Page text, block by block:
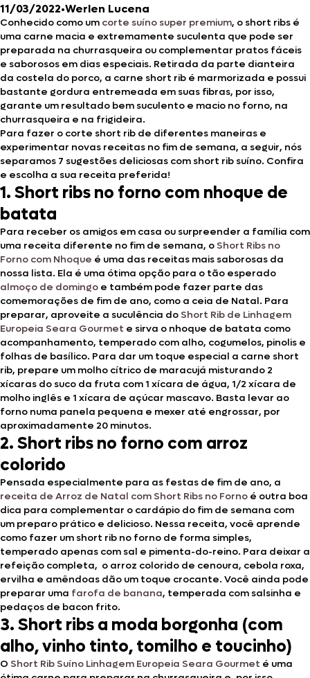
11/03/2022•Werlen Lucena
Conhecido como um corte suíno super premium, o short ribs é
uma carne macia e extremamente suculenta que pode ser
preparada na churrasqueira ou complementar pratos fáceis
e saborosos em dias especiais. Retirada da parte dianteira
da costela do porco, a carne short rib é marmorizada e possui
bastante gordura entremeada em suas fibras, por isso,
garante um resultado bem suculento e macio no forno, na
churrasqueira e na frigideira.
Para fazer o corte short rib de diferentes maneiras e
experimentar novas receitas no fim de semana, a seguir, nós
separamos 7 sugestões deliciosas com short rib suíno. Confira
e escolha a sua receita preferida!
1. Short ribs no forno com nhoque de
batata
Para receber os amigos em casa ou surpreender a família com
uma receita diferente no fim de semana, o Short Ribs no
Forno com Nhoque é uma das receitas mais saborosas da
nossa lista. Ela é uma ótima opção para o tão esperado
almoço de domingo e também pode fazer parte das
comemorações de fim de ano, como a ceia de Natal. Para
preparar, aproveite a suculência do Short Rib de Linhagem
Europeia Seara Gourmet e sirva o nhoque de batata como
acompanhamento, temperado com alho, cogumelos, pinolis e
folhas de basílico. Para dar um toque especial a carne short
rib, prepare um molho cítrico de maracujá misturando 2
xícaras do suco da fruta com 1 xícara de água, 1/2 xícara de
molho inglês e 1 xícara de açúcar mascavo. Basta levar ao
forno numa panela pequena e mexer até engrossar, por
aproximadamente 20 minutos.
2. Short ribs no forno com arroz
colorido
Pensada especialmente para as festas de fim de ano, a
receita de Arroz de Natal com Short Ribs no Forno é outra boa
dica para complementar o cardápio do fim de semana com
um preparo prático e delicioso. Nessa receita, você aprende
como fazer um short rib no forno de forma simples,
temperado apenas com sal e pimenta-do-reino. Para deixar a
refeição completa, o arroz colorido de cenoura, cebola roxa,
ervilha e amêndoas dão um toque crocante. Você ainda pode
preparar uma farofa de banana, temperada com salsinha e
pedaços de bacon frito.
3. Short ribs a moda borgonha (com
alho, vinho tinto, tomilho e toucinho)
O Short Rib Suíno Linhagem Europeia Seara Gourmet é uma